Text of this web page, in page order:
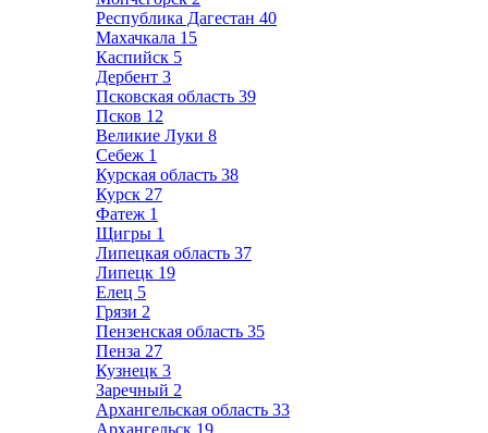
Республика Дагестан 40
Махачкала 15
Каспийск 5
Дербент 3
Псковская область 39
Псков 12
Великие Луки 8
Себеж 1
Курская область 38
Курск 27
Фатеж 1
Щигры 1
Липецкая область 37
Липецк 19
Елец 5
Грязи 2
Пензенская область 35
Пенза 27
Кузнецк 3
Заречный 2
Архангельская область 33
Архангельск 19